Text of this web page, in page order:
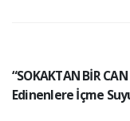
“SOKAKTAN BİR
Edinenlere İçme